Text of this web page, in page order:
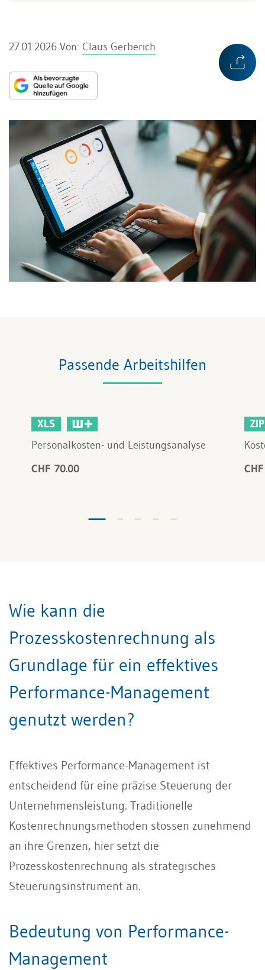
27.01.2026 Von: Claus Gerberich
Passende Arbeitshilfen
XLS
Personalkosten- und Leistungsanalyse
CHF 70.00
ZIP
Wie kann die
Prozesskostenrechnung als
Grundlage für ein effektives
Performance-Management
genutzt werden?
Effektives Performance-Management ist
entscheidend für eine präzise Steuerung der
Unternehmensleistung. Traditionelle
Kostenrechnungsmethoden stossen zunehmend
an ihre Grenzen, hier setzt die
Prozesskostenrechnung als strategisches
Steuerungsinstrument an.
Bedeutung von Performance-
Management